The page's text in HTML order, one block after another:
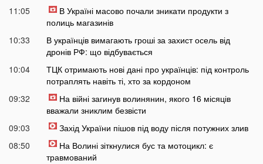
11:05
В Україні масово почали зникати продукти з
полиць магазинів
10:33
В українців вимагають гроші за захист осель від
дронів РФ: що відбувається
10:04
ТЦК отримають нові дані про українців: під контроль
потраплять навіть ті, хто за кордоном
09:32
На війні загинув волинянин, якого 16 місяців
вважали зниклим безвісти
09:03
Захід України пішов під воду після потужних злив
08:50
На Волині зіткнулися бус та мотоцикл: є
травмований